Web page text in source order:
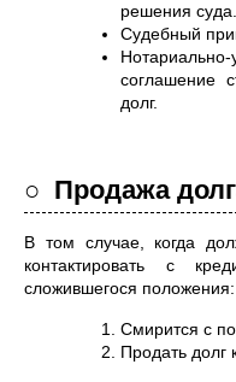
решения суда.
Судебный
соглашение
долг.
○ Продажа
В том случае, когда
контактировать с
сложившегося положения:
Смирится с
Продать долг